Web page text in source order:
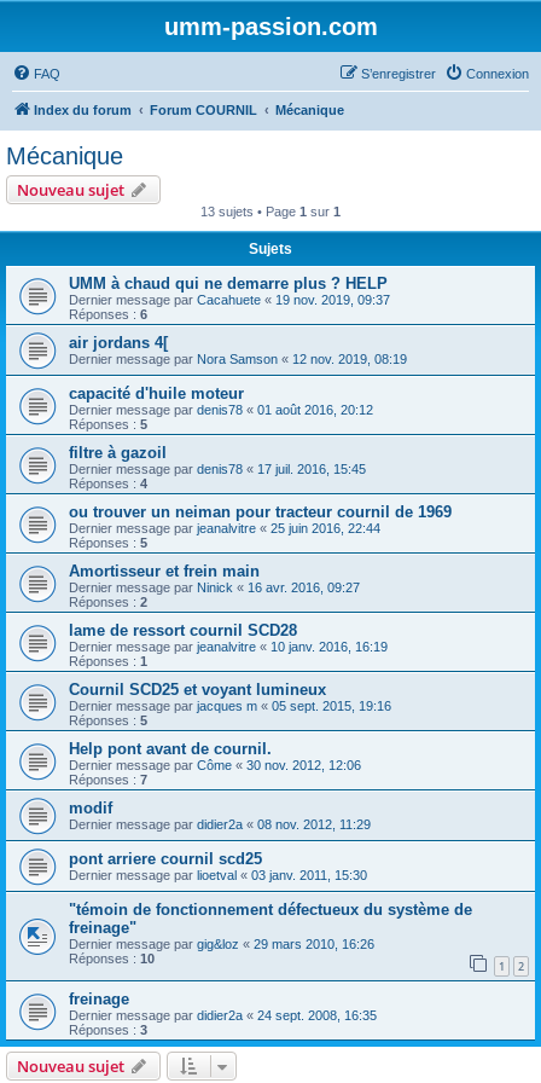
umm-passion.com
FAQ Connexion
S’enregistrer
Index du forum Forum COURNIL Mécanique
Mécanique
Nouveau sujet
13 sujets • Page 1 sur 1
Sujets
UMM à chaud qui ne demarre plus ? HELP
Dernier message par Cacahuete « 19 nov. 2019, 09:37
Réponses : 6
air jordans 4[
Dernier message par Nora Samson « 12 nov. 2019, 08:19
capacité d'huile moteur
Dernier message par denis78 « 01 août 2016, 20:12
Réponses : 5
filtre à gazoil
Dernier message par denis78 « 17 juil. 2016, 15:45
Réponses : 4
ou trouver un neiman pour tracteur cournil de 1969
Dernier message par jeanalvitre « 25 juin 2016, 22:44
Réponses : 5
Amortisseur et frein main
Dernier message par Ninick « 16 avr. 2016, 09:27
Réponses : 2
lame de ressort cournil SCD28
Dernier message par jeanalvitre « 10 janv. 2016, 16:19
Réponses : 1
Cournil SCD25 et voyant lumineux
Dernier message par jacques m « 05 sept. 2015, 19:16
Réponses : 5
Help pont avant de cournil.
Dernier message par Côme « 30 nov. 2012, 12:06
Réponses : 7
modif
Dernier message par didier2a « 08 nov. 2012, 11:29
pont arriere cournil scd25
Dernier message par lioetval « 03 janv. 2011, 15:30
"témoin de fonctionnement défectueux du système de
freinage"
Dernier message par gig&loz « 29 mars 2010, 16:26
Réponses : 10 1 2
freinage
Dernier message par didier2a « 24 sept. 2008, 16:35
Réponses : 3
Nouveau sujet